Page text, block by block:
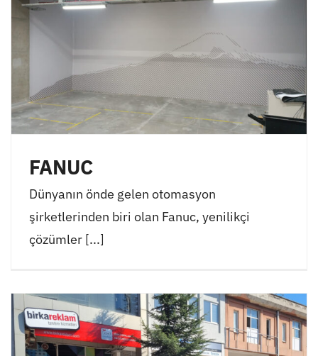
FANUC
Dünyanın önde gelen otomasyon
şirketlerinden biri olan Fanuc, yenilikçi
çözümler [...]